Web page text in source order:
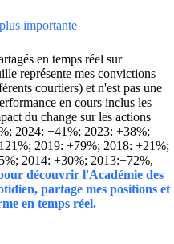
importante
en temps réel sur
représente mes convictions
courtiers) et n'est pas une
en cours inclus les
du change sur les actions
2024: +41%; 2023: +38%;
2019: +79%; 2018: +21%;
2014: +30%; 2013:+72%,
découvrir l'Académie des
partage mes positions et
en temps réel.